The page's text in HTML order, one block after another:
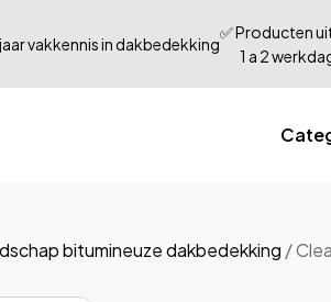
vakkennis in dakbedekking
✅ Producten
1 a 2
bitumineuze dakbedekking /